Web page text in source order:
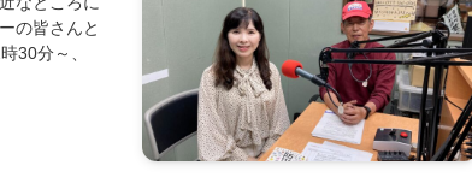
の皆さんと
30分～、